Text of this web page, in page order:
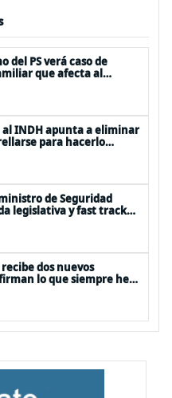
del PS verá caso de
que afecta al
INDH apunta a eliminar
para hacerlo
de Seguridad
legislativa y fast track
dos nuevos
lo que siempre he
droga”